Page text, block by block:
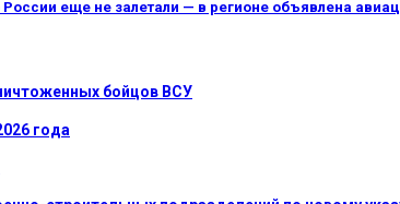
еще не залетали — в регионе объявлена
бойцов ВСУ
года